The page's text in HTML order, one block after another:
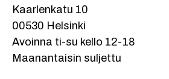
Kaarlenkatu 10
00530 Helsinki
Avoinna ti-su kello 12-18
Maanantaisin suljettu